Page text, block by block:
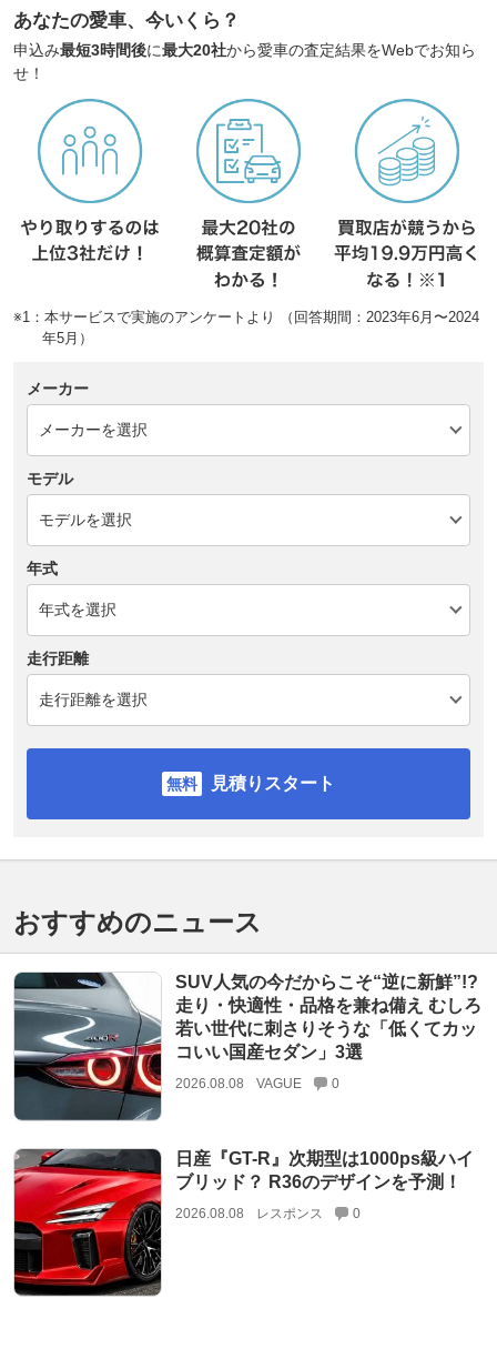
あなたの愛車、今いくら？
申込み最短3時間後に最大20社から愛車の査定結果をWebでお知ら
せ！
※1：本サービスで実施のアンケートより （回答期間：2023年6月〜2024
年5月）
メーカー
モデル
年式
走行距離
見積りスタート
おすすめのニュース
SUV人気の今だからこそ“逆に新鮮”!?
走り・快適性・品格を兼ね備え むしろ
若い世代に刺さりそうな「低くてカッ
コいい国産セダン」3選
2026.08.08 VAGUE 0
日産『GT-R』次期型は1000ps級ハイ
ブリッド？ R36のデザインを予測！
2026.08.08 レスポンス 0